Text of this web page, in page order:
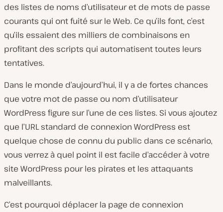
des listes de noms d’utilisateur et de mots de passe
courants qui ont fuité sur le Web. Ce qu’ils font, c’est
qu’ils essaient des milliers de combinaisons en
profitant des scripts qui automatisent toutes leurs
tentatives.
Dans le monde d’aujourd’hui, il y a de fortes chances
que votre mot de passe ou nom d’utilisateur
WordPress figure sur l’une de ces listes. Si vous ajoutez
que l’URL standard de connexion WordPress est
quelque chose de connu du public dans ce scénario,
vous verrez à quel point il est facile d’accéder à votre
site WordPress pour les pirates et les attaquants
malveillants.
C’est pourquoi déplacer la page de connexion